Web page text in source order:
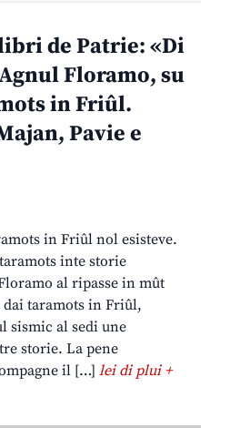
de Patrie: «Di
Floramo, su
in Friûl.
Pavie e
in Friûl nol esisteve.
inte storie
al ripasse in mût
taramots in Friûl,
sismic al sedi une
storie. La pene
il […]lei di plui +